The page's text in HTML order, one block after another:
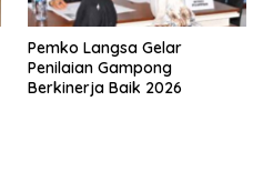
Pemko Langsa Gelar
Penilaian Gampong
Berkinerja Baik 2026